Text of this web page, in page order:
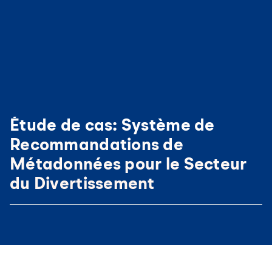
Étude de cas: Système de
Recommandations de
Métadonnées pour le Secteur
du Divertissement